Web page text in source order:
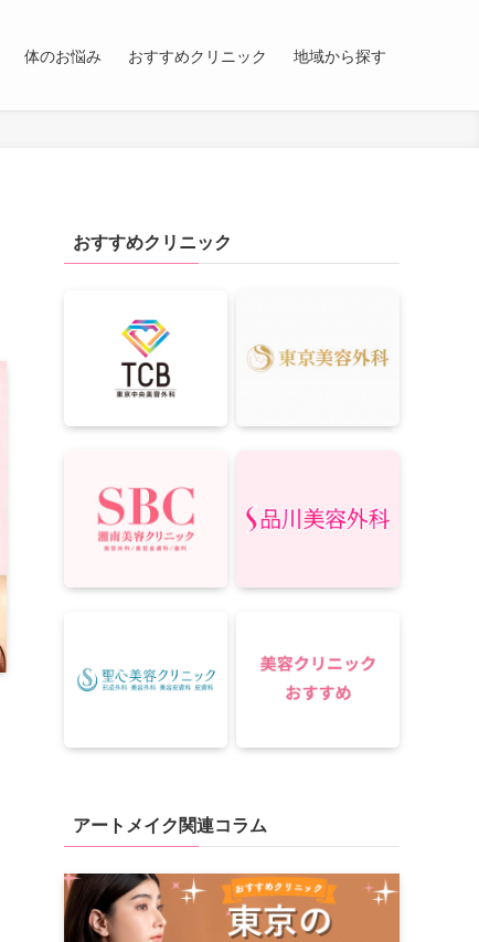
体のお悩み おすすめクリニック 地域から探す
おすすめクリニック
アートメイク関連コラム